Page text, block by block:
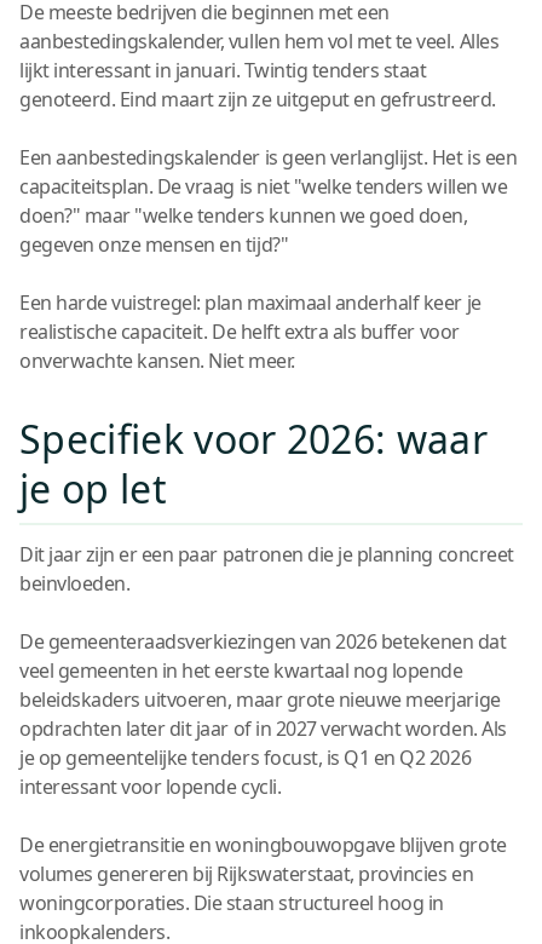
De meeste bedrijven die beginnen met een
aanbestedingskalender, vullen hem vol met te veel. Alles
lijkt interessant in januari. Twintig tenders staat
genoteerd. Eind maart zijn ze uitgeput en gefrustreerd.
Een aanbestedingskalender is geen verlanglijst. Het is een
capaciteitsplan. De vraag is niet "welke tenders willen we
doen?" maar "welke tenders kunnen we goed doen,
gegeven onze mensen en tijd?"
Een harde vuistregel: plan maximaal anderhalf keer je
realistische capaciteit. De helft extra als buffer voor
onverwachte kansen. Niet meer.
Specifiek voor 2026: waar
je op let
Dit jaar zijn er een paar patronen die je planning concreet
beinvloeden.
De gemeenteraadsverkiezingen van 2026 betekenen dat
veel gemeenten in het eerste kwartaal nog lopende
beleidskaders uitvoeren, maar grote nieuwe meerjarige
opdrachten later dit jaar of in 2027 verwacht worden. Als
je op gemeentelijke tenders focust, is Q1 en Q2 2026
interessant voor lopende cycli.
De energietransitie en woningbouwopgave blijven grote
volumes genereren bij Rijkswaterstaat, provincies en
woningcorporaties. Die staan structureel hoog in
inkoopkalenders.